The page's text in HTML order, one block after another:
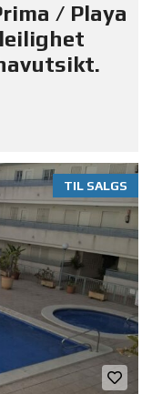
/ Playa
TIL SALGS